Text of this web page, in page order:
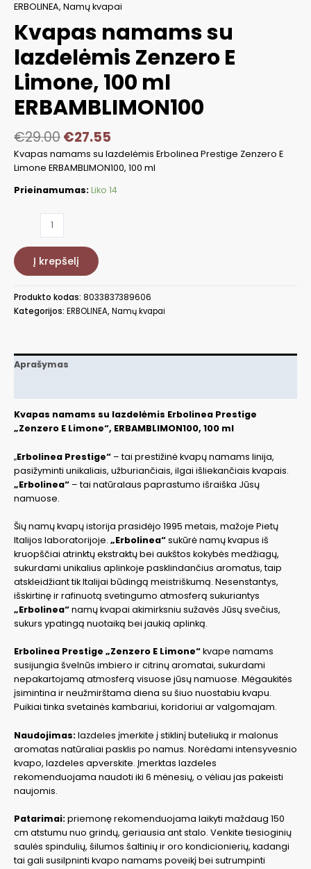
ERBOLINEA, Namų kvapai
Kvapas namams su
lazdelėmis Zenzero E
Limone, 100 ml
ERBAMBLIMON100
€29.00€27.55
Kvapas namams su lazdelėmis Erbolinea Prestige Zenzero E
Limone ERBAMBLIMON100, 100 ml
Prieinamumas:Liko 14
produkto
Kvapas
namams
su
Zenzero
E
ml
ERBAMBLIMON100
Į krepšelį
Produkto kodas: 8033837389606
Kategorijos: ERBOLINEA,Namų kvapai
Aprašymas
Kvapas namams su lazdelėmis Erbolinea Prestige
„Zenzero E Limone“, ERBAMBLIMON100, 100 ml
„Erbolinea Prestige“ – tai prestižinė kvapų namams linija,
pasižyminti unikaliais, užburiančiais, ilgai išliekančiais kvapais.
„Erbolinea“ – tai natūralaus paprastumo išraiška Jūsų
namuose.
Šių namų kvapų istorija prasidėjo 1995 metais, mažoje Pietų
Italijos laboratorijoje. „Erbolinea“sukūrė namų kvapus iš
kruopščiai atrinktų ekstraktų bei aukštos kokybės medžiagų,
sukurdami unikalius aplinkoje pasklindančius aromatus, taip
atskleidžiant tik Italijai būdingą meistriškumą. Nesenstantys,
išskirtinę ir rafinuotą svetingumo atmosferą sukuriantys
„Erbolinea“namų kvapai akimirksniu sužavės Jūsų svečius,
sukurs ypatingą nuotaiką bei jaukią aplinką.
Erbolinea Prestige „Zenzero E Limone“kvape namams
susijungia švelnūs imbiero ir citrinų aromatai, sukurdami
nepakartojamą atmosferą visuose jūsų namuose. Mėgaukitės
įsimintina ir neužmirštama diena su šiuo nuostabiu kvapu.
Puikiai tinka svetainės kambariui, koridoriui ar valgomajam.
Naudojimas:lazdeles įmerkite į stiklinį buteliuką ir malonus
aromatas natūraliai pasklis po namus. Norėdami intensyvesnio
kvapo, lazdeles apverskite. Įmerktas lazdeles
rekomenduojama naudoti iki 6 mėnesių, o vėliau jas pakeisti
naujomis.
Patarimai:priemonę rekomenduojama laikyti maždaug 150
cm atstumu nuo grindų, geriausia ant stalo. Venkite tiesioginių
saulės spindulių, šilumos šaltinių ir oro kondicionierių, kadangi
tai gali susilpninti kvapo namams poveikį bei sutrumpinti